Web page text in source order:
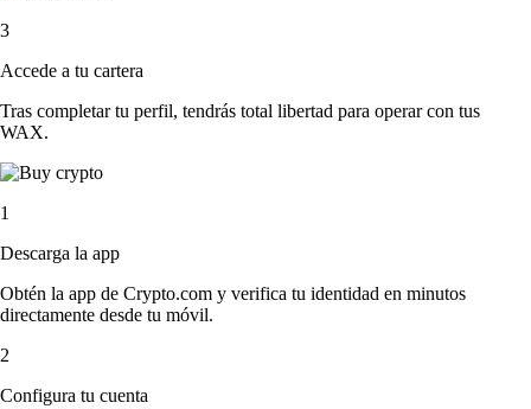
3
Accede a tu cartera
Tras completar tu perfil, tendrás total libertad para operar con tus
WAX.
1
Descarga la app
Obtén la app de Crypto.com y verifica tu identidad en minutos
directamente desde tu móvil.
2
Configura tu cuenta